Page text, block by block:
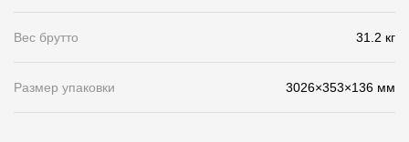
B2B
Вес брутто 31.2 кг
Размер упаковки 3026×353×136 мм